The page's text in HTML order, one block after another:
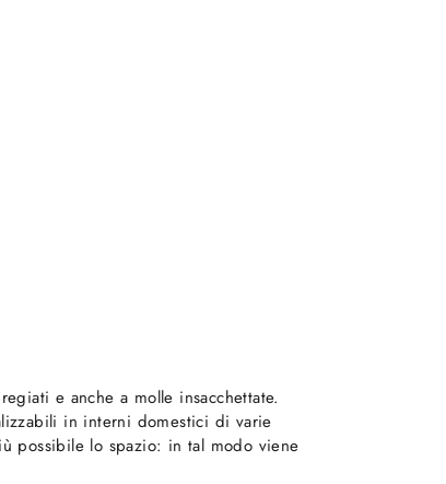
e anche a molle insacchettate.
in interni domestici di varie
possibile lo spazio: in tal modo viene